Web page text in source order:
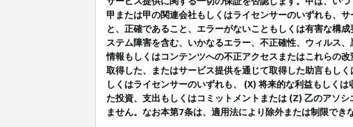
甲または甲の関連会社もしくはライセンサーのいずれも、
と、正確であること、エラーがないこともしくは有害な構
ステム障害を含む、いかなるエラー、不正確性、ウィルス
情報もしくはコンテンツへの不正アクセスまたはこれらの
取得した、またはサービス提供を通じて取得した助言もし
しくはライセンサーのいずれも、 (X) 将来的な利益もしく
た投資、支出もしくはコミットメントまたは (Z) 乙のアソ
ません。なお本第7条は、適用法により除外または制限でき